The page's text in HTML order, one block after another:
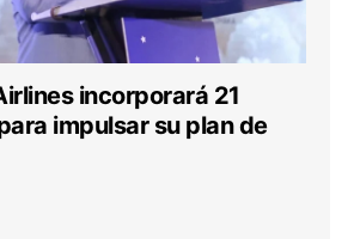
incorporará 21
impulsar su plan de